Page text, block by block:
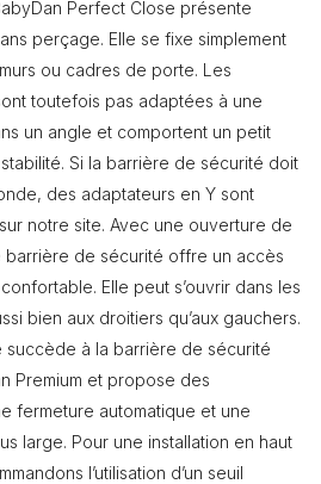
Perfect Close présente
perçage. Elle se fixe simplement
ou cadres de porte. Les
toutefois pas adaptées à une
un angle et comportent un petit
Si la barrière de sécurité doit
des adaptateurs en Y sont
notre site. Avec une ouverture de
de sécurité offre un accès
Elle peut s’ouvrir dans les
bien aux droitiers qu’aux gauchers.
succède à la barrière de sécurité
Premium et propose des
fermeture automatique et une
large. Pour une installation en haut
l’utilisation d’un seuil